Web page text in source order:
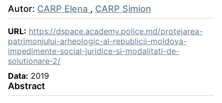
Autor: CARP Elena , CARP Simion
URL: https://dspace.academy.police.md/protejarea-
patrimoniului-arheologic-al-republicii-moldova-
impedimente-social-juridice-si-modalitati-de-
solutionare-2/
Data: 2019
Abstract